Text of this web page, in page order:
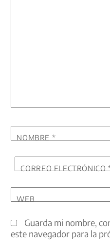
NOMBRE *
CORREO ELECTRÓNICO
WEB
Guarda mi nombre,
este navegador para la